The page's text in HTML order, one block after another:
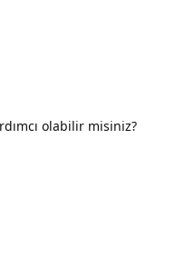
olabilir misiniz?